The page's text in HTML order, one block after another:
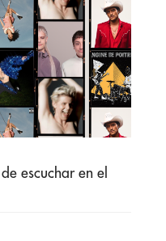
escuchar en el